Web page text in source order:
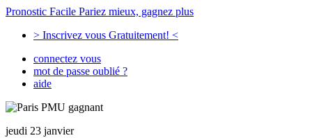
Pronostic Facile Pariez mieux, gagnez plus
> Inscrivez vous Gratuitement! <
connectez vous
mot de passe oublié ?
aide
jeudi 23 janvier